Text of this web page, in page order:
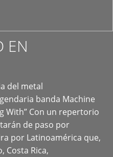
EN
del metal
banda Machine
With” Con un repertorio
de paso por
por Latinoamérica que,
Costa Rica,